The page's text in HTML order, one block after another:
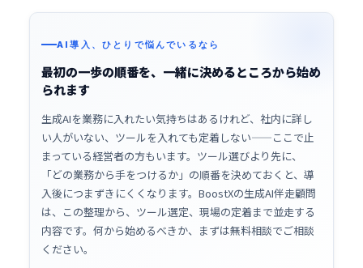
AI導入、ひとりで悩んでいるなら
最初の一歩の順番を、一緒に決めるところから始め
られます
生成AIを業務に入れたい気持ちはあるけれど、社内に詳し
い人がいない、ツールを入れても定着しない——ここで止
まっている経営者の方もいます。ツール選びより先に、
「どの業務から手をつけるか」の順番を決めておくと、導
入後につまずきにくくなります。BoostXの生成AI伴走顧問
は、この整理から、ツール選定、現場の定着まで並走する
内容です。何から始めるべきか、まずは無料相談でご相談
ください。